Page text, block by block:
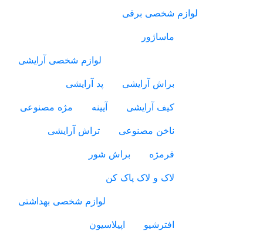
لوازم شخصی برقی
ماساژور
لوازم شخصی آرایشی
براش آرایشی
پد آرایشی
کیف آرایشی
آیینه
مژه مصنوعی
ناخن مصنوعی
تراش آرایشی
فرمژه
براش شور
لاک و لاک پاک کن
لوازم شخصی بهداشتی
افترشیو
اپیلاسیون